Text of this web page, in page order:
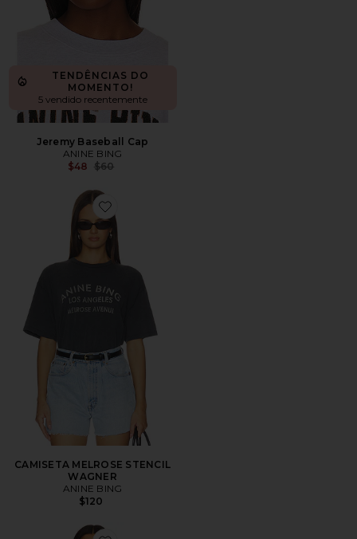
TENDÊNCIAS DO
MOMENTO!
5 vendido recentemente
Jeremy Baseball Cap
ANINE BING
$48 Previous price:
$60
Favorite CAMISETA MELROSE STENCIL WAGNER
CAMISETA MELROSE STENCIL
WAGNER
ANINE BING
$120